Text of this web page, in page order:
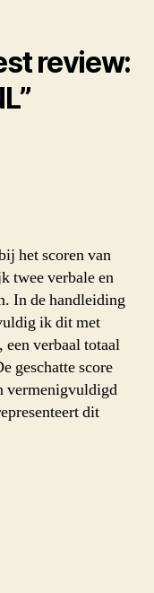
review:
het scoren van
twee verbale en
In de handleiding
ik dit met
verbaal totaal
geschatte score
vermenigvuldigd
dit